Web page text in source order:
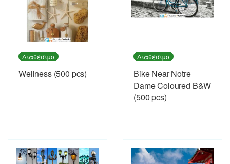
Διαθέσιμο
Wellness (500 pcs)
Διαθέσιμο
Bike Near Notre
Dame Coloured B&W
(500 pcs)